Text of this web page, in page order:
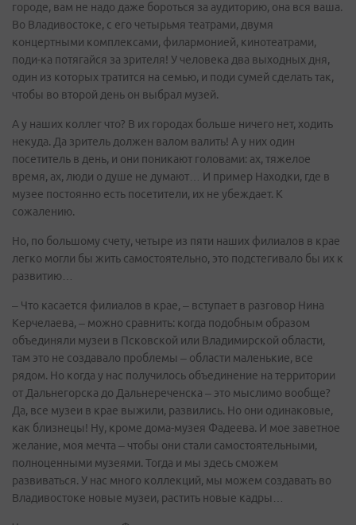
городе, вам не надо даже бороться за аудиторию, она вся ваша.
Во Владивостоке, с его четырьмя театрами, двумя
концертными комплексами, филармонией, кинотеатрами,
поди-ка потягайся за зрителя! У человека два выходных дня,
один из которых тратится на семью, и поди сумей сделать так,
чтобы во второй день он выбрал музей.
А у наших коллег что? В их городах больше ничего нет, ходить
некуда. Да зритель должен валом валить! А у них один
посетитель в день, и они поникают головами: ах, тяжелое
время, ах, люди о душе не думают… И пример Находки, где в
музее постоянно есть посетители, их не убеждает. К
сожалению.
Но, по большому счету, четыре из пяти наших филиалов в крае
легко могли бы жить самостоятельно, это подстегивало бы их к
развитию…
– Что касается филиалов в крае, – вступает в разговор Нина
Керчелаева, – можно сравнить: когда подобным образом
объединяли музеи в Псковской или Владимирской области,
там это не создавало проблемы – области маленькие, все
рядом. Но когда у нас получилось объединение на территории
от Дальнегорска до Дальнереченска – это мыслимо вообще?
Да, все музеи в крае выжили, развились. Но они одинаковые,
как близнецы! Ну, кроме дома-музея Фадеева. И мое заветное
желание, моя мечта – чтобы они стали самостоятельными,
полноценными музеями. Тогда и мы здесь сможем
развиваться. У нас много коллекций, мы можем создавать во
Владивостоке новые музеи, растить новые кадры…